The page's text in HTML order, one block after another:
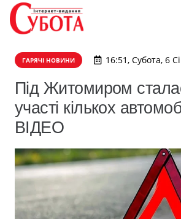
ГАРЯЧІ НОВИНИ 16:51, Субота, 6
Під Житомиром
участі кількох
ВІДЕО